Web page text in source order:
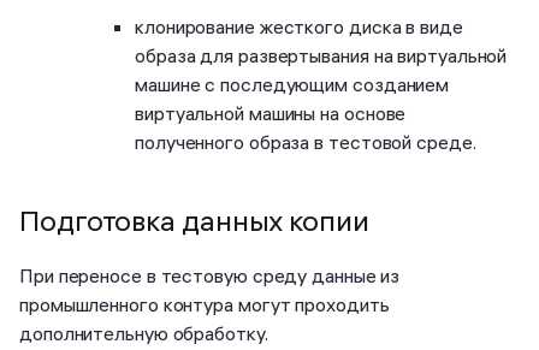
клонирование жесткого диска в виде
образа для развертывания на виртуальной
машине с последующим созданием
виртуальной машины на основе
полученного образа в тестовой среде.
Подготовка данных копии
При переносе в тестовую среду данные из
промышленного контура могут проходить
дополнительную обработку.